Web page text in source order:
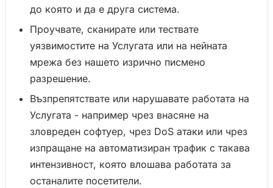
до която и да е друга система.
Проучвате, сканирате или тествате
уязвимостите на Услугата или на нейната
мрежа без нашето изрично писмено
разрешение.
Възпрепятствате или нарушавате работата на
Услугата - например чрез внасяне на
зловреден софтуер, чрез DoS атаки или чрез
изпращане на автоматизиран трафик с такава
интензивност, която влошава работата за
останалите посетители.